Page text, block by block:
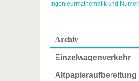
Ingenieurmathematik und
Archiv
Einzelwagenverkehr
Altpapieraufbereitung